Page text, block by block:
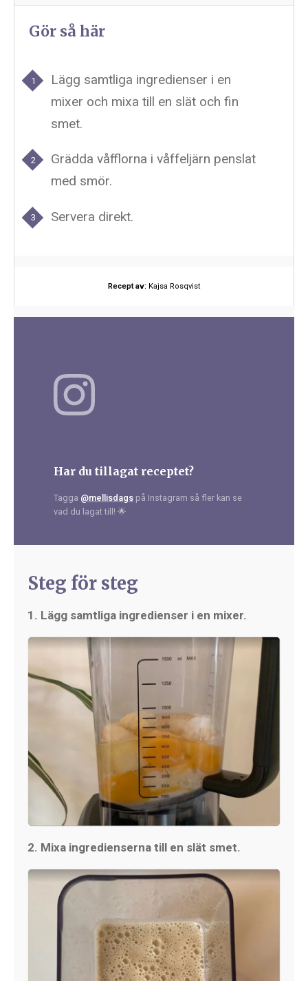
Gör så här
Lägg samtliga ingredienser i en
mixer och mixa till en slät och fin
smet.
Grädda våfflorna i våffeljärn penslat
med smör.
Servera direkt.
Recept av: Kajsa Rosqvist
Har du tillagat receptet?
Tagga @mellisdags på Instagram så fler kan se
vad du lagat till! 🌟
Steg för steg
1. Lägg samtliga ingredienser i en mixer.
2. Mixa ingredienserna till en slät smet.